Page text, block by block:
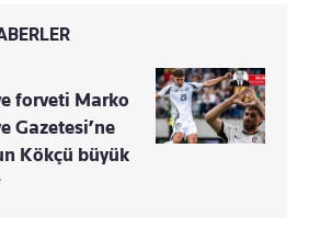
forveti Marko
Gazetesi’ne
Kökçü büyük